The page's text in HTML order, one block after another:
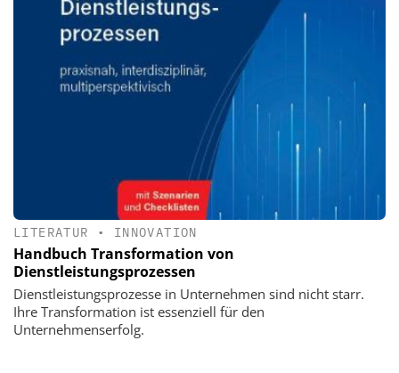
LITERATUR • INNOVATION
Handbuch Transformation von
Dienstleistungsprozessen
Dienstleistungsprozesse in Unternehmen sind nicht starr.
Ihre Transformation ist essenziell für den
Unternehmenserfolg.